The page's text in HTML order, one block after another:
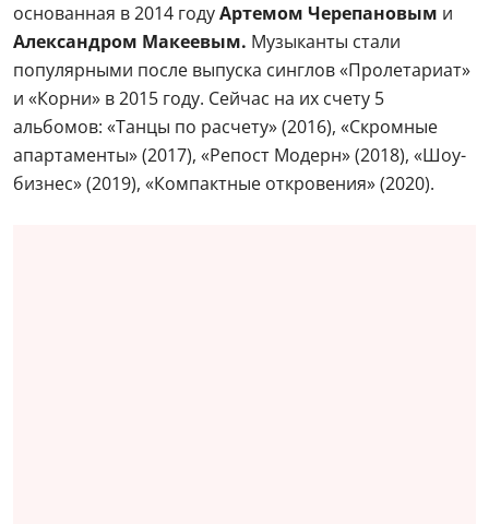
основанная в 2014 годуАртемом Черепановым и
Александром Макеевым. Музыканты стали
популярными после выпуска синглов «Пролетариат»
и «Корни» в 2015 году. Сейчас на их счету 5
альбомов: «Танцы по расчету» (2016), «Скромные
апартаменты» (2017), «Репост Модерн» (2018), «Шоу-
бизнес» (2019), «Компактные откровения» (2020).